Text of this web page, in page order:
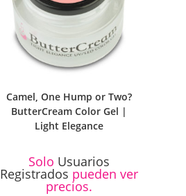
Camel, One Hump or Two?
ButterCream Color Gel |
Light Elegance
Solo Usuarios
Registrados pueden ver
precios.